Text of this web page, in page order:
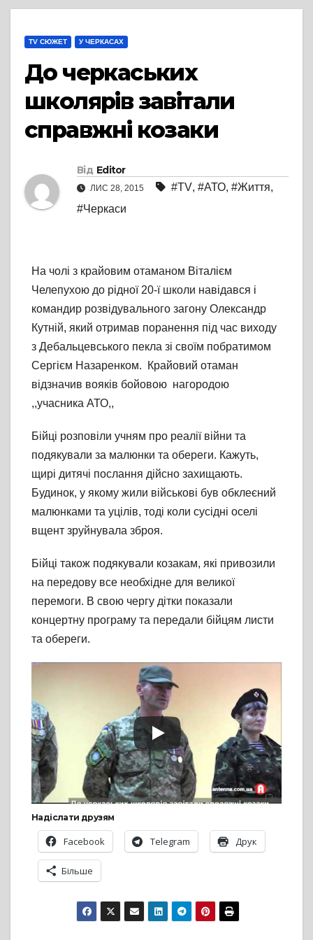
TV СЮЖЕТ У ЧЕРКАСАХ
До черкаських
школярів завітали
справжні козаки
Від Editor
ЛИС 28, 2015 #TV, #АТО, #Життя,
#Черкаси
На чолі з крайовим отаманом Віталієм
Челепухою до рідної 20-ї школи навідався і
командир розвідувального загону Олександр
Кутній, який отримав поранення під час виходу
з Дебальцевського пекла зі своїм побратимом
Сергієм Назаренком. Крайовий отаман
відзначив вояків бойовою нагородою
,,учасника АТО,,
Бійці розповіли учням про реалії війни та
подякували за малюнки та обереги. Кажуть,
щирі дитячі послання дійсно захищають.
Будинок, у якому жили військові був обклеєний
малюнками та уцілів, тоді коли сусідні оселі
вщент зруйнувала зброя.
Бійці також подякували козакам, які привозили
на передову все необхідне для великої
перемоги. В свою чергу дітки показали
концертну програму та передали бійцям листи
та обереги.
Надіслати друзям
Facebook Telegram Друк
Більше